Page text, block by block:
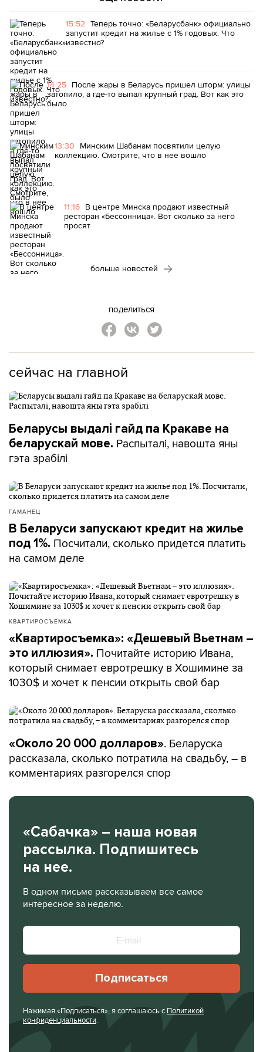
15:52 Теперь точно: «Беларусбанк» официально
запустит кредит на жилье с 1% годовых. Что
известно?
14:25 После жары в Беларусь пришел шторм: улицы
затопило, а где-то выпал крупный град. Вот как это
было
13:30 Минским Шабанам посвятили целую
коллекцию. Смотрите, что в нее вошло
11:16 В центре Минска продают известный
ресторан «Бессонница». Вот сколько за него
просят
больше новостей
поделиться
сейчас на главной
Беларусы выдалі гайд па Кракаве на
беларускай мове. Распыталі, навошта яны
гэта зрабілі
ГАМАНЕЦ
В Беларуси запускают кредит на жилье
под 1%. Посчитали, сколько придется платить
на самом деле
КВАРТИРОСЪЕМКА
«Квартиросъемка»: «Дешевый Вьетнам –
это иллюзия». Почитайте историю Ивана,
который снимает евротрешку в Хошимине за
1030$ и хочет к пенсии открыть свой бар
«Около 20 000 долларов». Беларуска
рассказала, сколько потратила на свадьбу, – в
комментариях разгорелся спор
«Сабачка» – наша новая
рассылка. Подпишитесь
на нее.
В одном письме рассказываем все самое
интересное за неделю.
Подписаться
Нажимая «Подписаться», я соглашаюсь с Политикой
конфиденциальности.